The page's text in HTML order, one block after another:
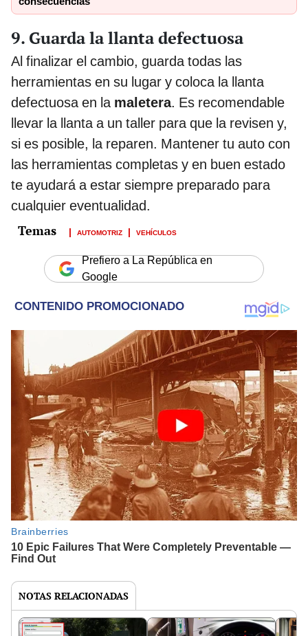
9. Guarda la llanta defectuosa
Al finalizar el cambio, guarda todas las
herramientas en su lugar y coloca la llanta
defectuosa en la maletera. Es recomendable
llevar la llanta a un taller para que la revisen y,
si es posible, la reparen. Mantener tu auto con
las herramientas completas y en buen estado
te ayudará a estar siempre preparado para
cualquier eventualidad.
AUTOMOTRIZ VEHÍCULOS
Prefiero a La República en
Google
NOTAS RELACIONADAS